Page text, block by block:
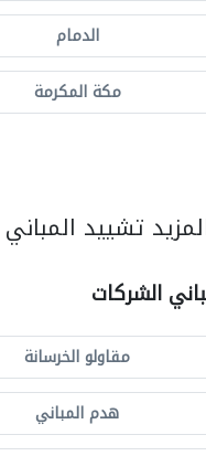
الدمام
مكة المكرمة
تشييد
الشركات
مقاولو الخرسانة
هدم المباني